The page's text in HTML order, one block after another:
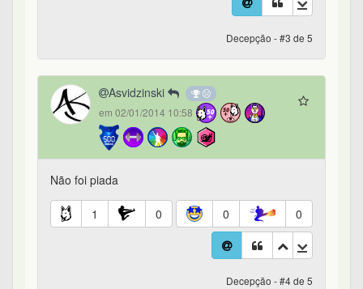
Decepção - #3 de 5
Asvidzinski
em 02/01/2014 10:58
Não foi piada
1 0 0 0
Decepção - #4 de 5